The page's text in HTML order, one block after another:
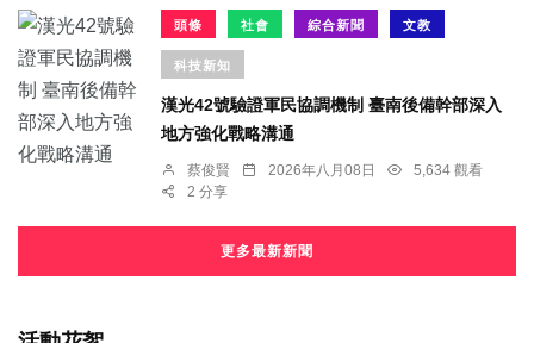
頭條 社會 綜合新聞 文教
科技新知
漢光42號驗證軍民協調機制 臺南後備幹部深入
地方強化戰略溝通
蔡俊賢 2026年八月08日
5,634 觀看
2 分享
更多最新新聞